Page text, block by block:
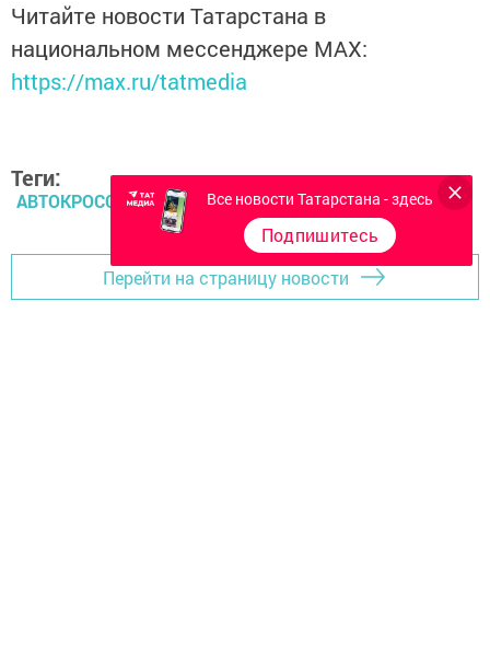
Читайте новости Татарстана в
национальном мессенджере MАХ:
https://max.ru/tatmedia
Теги:
АВТОКРОСС
Перейти на страницу новости
Все новости Татарстана - здесь
Подпишитесь